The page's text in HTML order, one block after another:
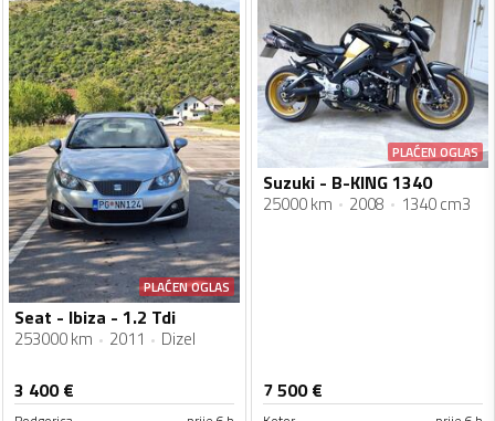
PLAĆEN OGLAS
Seat - Ibiza - 1.2 Tdi
253000 km 2011 Dizel
3 400€
PLAĆEN OGLAS
Suzuki - B-KING 1340
25000 km 2008 1340 cm3
7 500€